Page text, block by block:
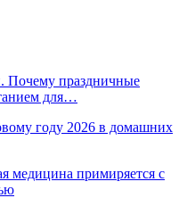
Почему праздничные
для…
году 2026 в домашних
медицина примиряется с